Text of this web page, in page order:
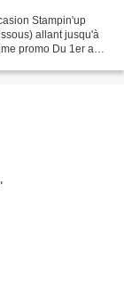
Stampin'up
allant jusqu'à
promo Du 1er au